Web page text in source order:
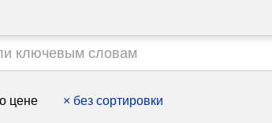
цене × без сортировки